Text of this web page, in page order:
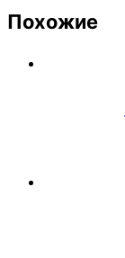
Похожие